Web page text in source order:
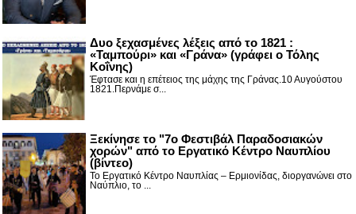
Δυο ξεχασμένες λέξεις από το 1821 :
«Ταμπούρι» και «Γράνα» (γράφει ο Τόλης
Κοΐνης)
Έφτασε και η επέτειος της μάχης της Γράνας.10 Αυγούστου
1821.Περνάμε σ...
Ξεκίνησε το "7ο Φεστιβάλ Παραδοσιακών
χορών" από το Εργατικό Κέντρο Ναυπλίου
(βίντεο)
Το Εργατικό Κέντρο Ναυπλίας – Ερμιονίδας, διοργανώνει στο
Ναύπλιο, το ...